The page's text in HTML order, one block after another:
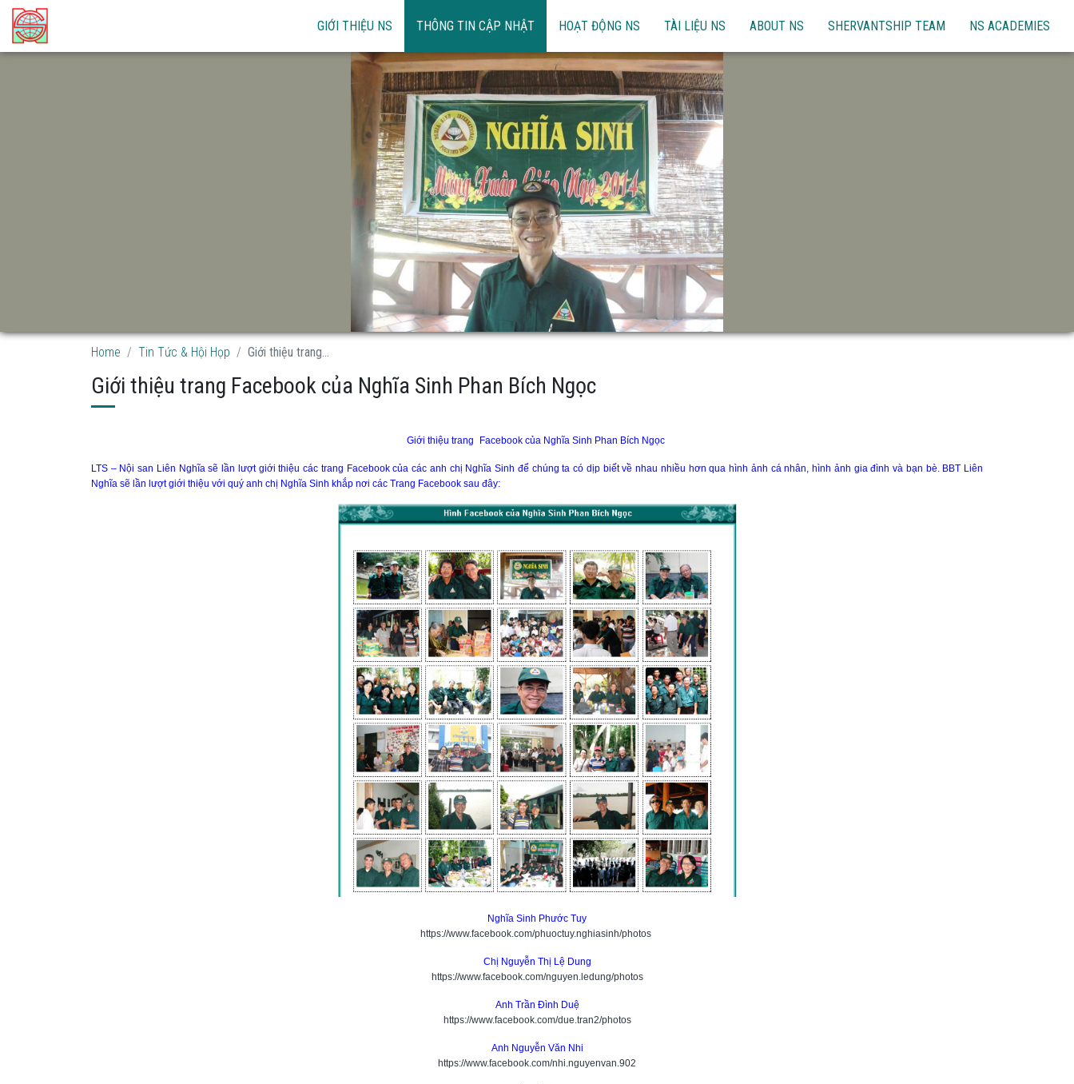
GIỚI THIỆU NS THÔNG TIN CẬP NHẬT HOẠT ĐỘNG NS TÀI LIỆU NS ABOUT NS SHERVANTSHIP TEAM NS ACADEMIES
Home Tin Tức & Hội Họp Giới thiệu trang...
Giới thiệu trang Facebook của Nghĩa Sinh Phan Bích Ngọc
Giới thiệu trang Facebook của Nghĩa Sinh Phan Bích Ngọc
LTS – Nội san Liên Nghĩa sẽ lần lượt giới thiệu các trang Facebook của các anh chị Nghĩa Sinh để chúng ta có dịp biết về nhau nhiều hơn qua hình ảnh cá nhân, hình ảnh gia đình và bạn bè. BBT Liên
Nghĩa sẽ lần lượt giới thiệu với quý anh chị Nghĩa Sinh khắp nơi các Trang Facebook sau đây:
Nghĩa Sinh Phước Tuy
https://www.facebook.com/phuoctuy.nghiasinh/photos
Chị Nguyễn Thị Lệ Dung
https://www.facebook.com/nguyen.ledung/photos
Anh Trần Đình Duệ
https://www.facebook.com/due.tran2/photos
Anh Nguyễn Văn Nhi
https://www.facebook.com/nhi.nguyenvan.902